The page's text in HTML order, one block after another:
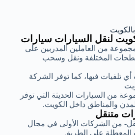
لنقل السيارات سيارات
من العاملين المدربين على
المختلفة ونقل وسحب
تلفيات فيها، كما توفر الشركة
من السيارات الحديثة التي توفر
والمناطق داخل الكويت.
متنقل
من الشركات الأولى في مجال
علي الطريق